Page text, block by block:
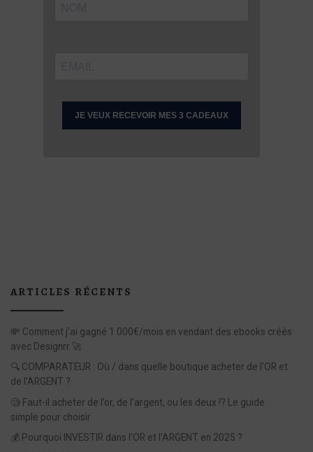
ARTICLES RÉCENTS
💸 Comment j’ai gagné 1 000€/mois en vendant des ebooks créés
avec Designrr 🚀
🔍 COMPARATEUR : Où / dans quelle boutique acheter de l’OR et
de l’ARGENT ?
🧐 Faut-il acheter de l’or, de l’argent, ou les deux !? Le guide
simple pour choisir
💰 Pourquoi INVESTIR dans l’OR et l’ARGENT en 2025 ?